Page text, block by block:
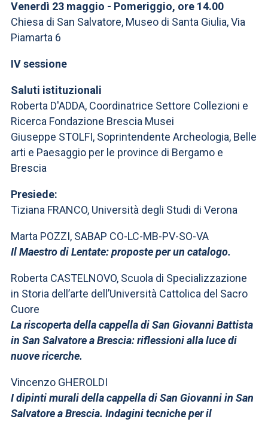
Venerdì 23 maggio - Pomeriggio, ore 14.00
Chiesa di San Salvatore, Museo di Santa Giulia, Via
Piamarta 6
IV sessione
Saluti istituzionali
Roberta D'ADDA, Coordinatrice Settore Collezioni e
Ricerca Fondazione Brescia Musei
Giuseppe STOLFI, Soprintendente Archeologia, Belle
arti e Paesaggio per le province di Bergamo e
Brescia
Presiede:
Tiziana FRANCO, Università degli Studi di Verona
Marta POZZI, SABAP CO-LC-MB-PV-SO-VA
Il Maestro di Lentate: proposte per un catalogo.
Roberta CASTELNOVO, Scuola di Specializzazione
in Storia dell’arte dell’Università Cattolica del Sacro
Cuore
La riscoperta della cappella di San Giovanni Battista
in San Salvatore a Brescia: riflessioni alla luce di
nuove ricerche.
Vincenzo GHEROLDI
I dipinti murali della cappella di San Giovanni in San
Salvatore a Brescia. Indagini tecniche per il